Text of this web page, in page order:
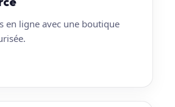
en ligne avec une boutique